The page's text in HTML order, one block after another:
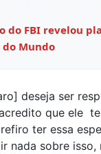
do FBI revelou
do Mundo
deseja ser
que ele
ter essa
nada sobre isso,